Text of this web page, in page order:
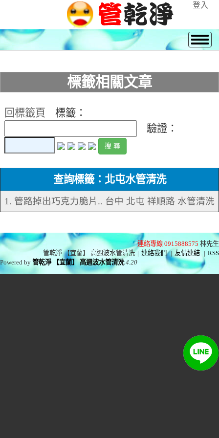
登入
標籤相關文章
回標籤頁
標籤：
驗證：
查詢標籤：北屯水管清洗
1. 管路掉出巧克力脆片.. 台中 北屯 祥順路 水管清洗
連絡專線 0915888575 林先生
管乾淨 【宜蘭】 高週波水管清洗 | 連絡我們 | 友情連結 | RSS
Powered by管乾淨 【宜蘭】 高週波水管清洗 4.20